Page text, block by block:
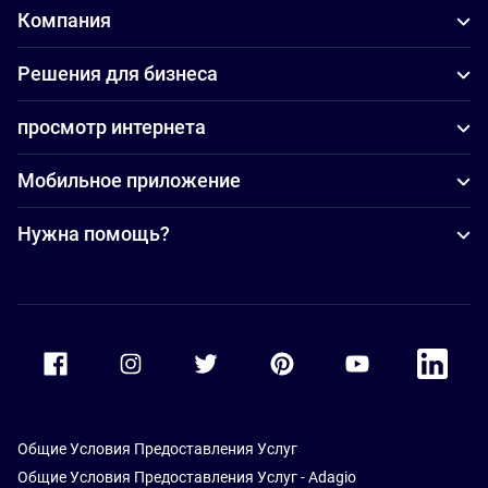
Компания
Решения для бизнеса
просмотр интернета
Мобильное приложение
Нужна помощь?
Accor Facebook Accor TwitterAccor PinterestAccor Youtube
Accor
Общие Условия Предоставления Услуг
Общие Условия Предоставления Услуг - Adagio